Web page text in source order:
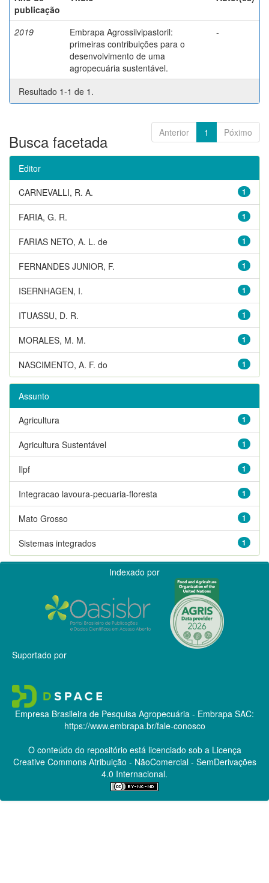
publicação
2019
Embrapa Agrossilvipastoril:
primeiras contribuições para o
desenvolvimento de uma
agropecuária sustentável.
-
Resultado 1-1 de 1.
Anterior 1 Póximo
Busca facetada
Editor
1
CARNEVALLI, R. A.
1
FARIA, G. R.
1
FARIAS NETO, A. L. de
1
FERNANDES JUNIOR, F.
1
ISERNHAGEN, I.
1
ITUASSU, D. R.
1
MORALES, M. M.
1
NASCIMENTO, A. F. do
Assunto
1
Agricultura
1
Agricultura Sustentável
1
Ilpf
1
Integracao lavoura-pecuaria-floresta
1
Mato Grosso
1
Sistemas integrados
Indexado por
Suportado por
Empresa Brasileira de Pesquisa Agropecuária - Embrapa SAC:
https://www.embrapa.br/fale-conosco
O conteúdo do repositório está licenciado sob a Licença
Creative CommonsAtribuição - NãoComercial - SemDerivações
4.0 Internacional.